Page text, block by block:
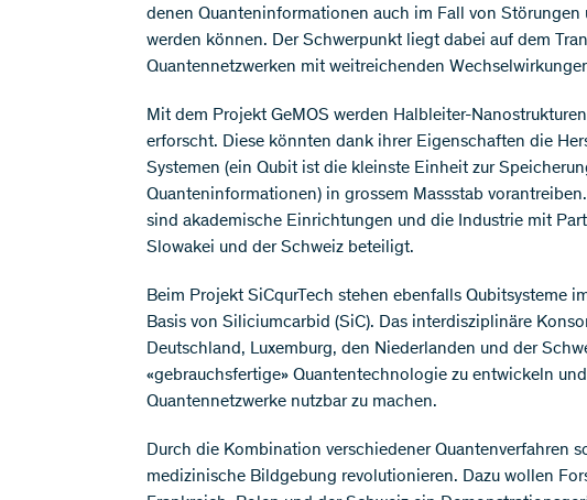
denen Quanteninformationen auch im Fall von
werden können. Der Schwerpunkt liegt dabei auf dem
Quantennetzwerken mit weitreichenden
Mit dem Projekt GeMOS werden Halbleiter-
erforscht. Diese könnten dank ihrer Eigenschaften die
Systemen (ein Qubit ist die kleinste Einheit zur
Quanteninformationen) in grossem Massstab
sind akademische Einrichtungen und die Industrie mit
Slowakei und der Schweiz beteiligt.
Beim Projekt SiCqurTech stehen ebenfalls Qubitsysteme
Basis von Siliciumcarbid (SiC). Das interdisziplinäre
Deutschland, Luxemburg, den Niederlanden und der
«gebrauchsfertige» Quantentechnologie zu entwickeln
Quantennetzwerke nutzbar zu machen.
Durch die Kombination verschiedener Quantenverfahren
medizinische Bildgebung revolutionieren. Dazu wollen